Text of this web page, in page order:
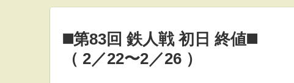
◼️第83回 鉄人戦 初日 終値◼️
（ 2／22〜2／26 ）